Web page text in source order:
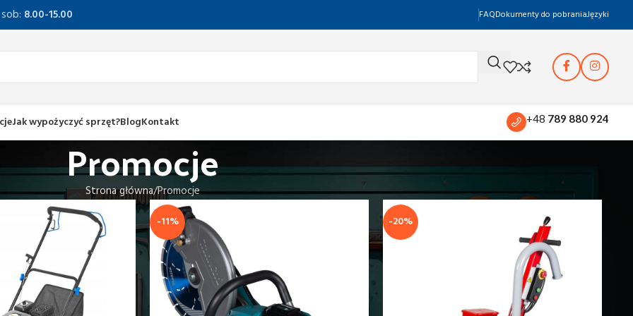
8.00-15.00 FAQDokumenty do pobraniaJęzyki
Jak wypożyczyć sprzęt?BlogKontakt +48 789 880 924
Promocje
Strona główna Promocje
-11% -20%